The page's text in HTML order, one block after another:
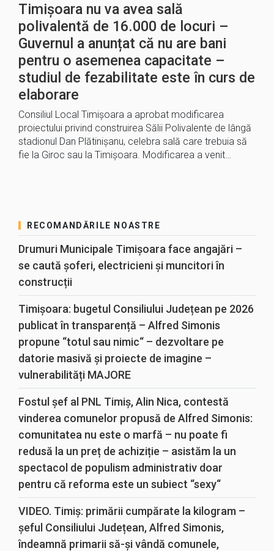
Timișoara nu va avea sală
polivalentă de 16.000 de locuri –
Guvernul a anunțat că nu are bani
pentru o asemenea capacitate –
studiul de fezabilitate este în curs de
elaborare
Consiliul Local Timișoara a aprobat modificarea
proiectului privind construirea Sălii Polivalente de lângă
stadionul Dan Plătinișanu, celebra sală care trebuia să
fie la Giroc sau la Timișoara. Modificarea a venit…
RECOMANDĂRILE NOASTRE
Drumuri Municipale Timișoara face angajări –
se caută șoferi, electricieni și muncitori în
construcții
Timișoara: bugetul Consiliului Județean pe 2026
publicat în transparență – Alfred Simonis
propune “totul sau nimic“ – dezvoltare pe
datorie masivă și proiecte de imagine –
vulnerabilități MAJORE
Fostul șef al PNL Timiș, Alin Nica, contestă
vinderea comunelor propusă de Alfred Simonis:
comunitatea nu este o marfă – nu poate fi
redusă la un preț de achiziție – asistăm la un
spectacol de populism administrativ doar
pentru că reforma este un subiect “sexy“
VIDEO. Timiș: primării cumpărate la kilogram –
șeful Consiliului Județean, Alfred Simonis,
îndeamnă primarii să-și vândă comunele,